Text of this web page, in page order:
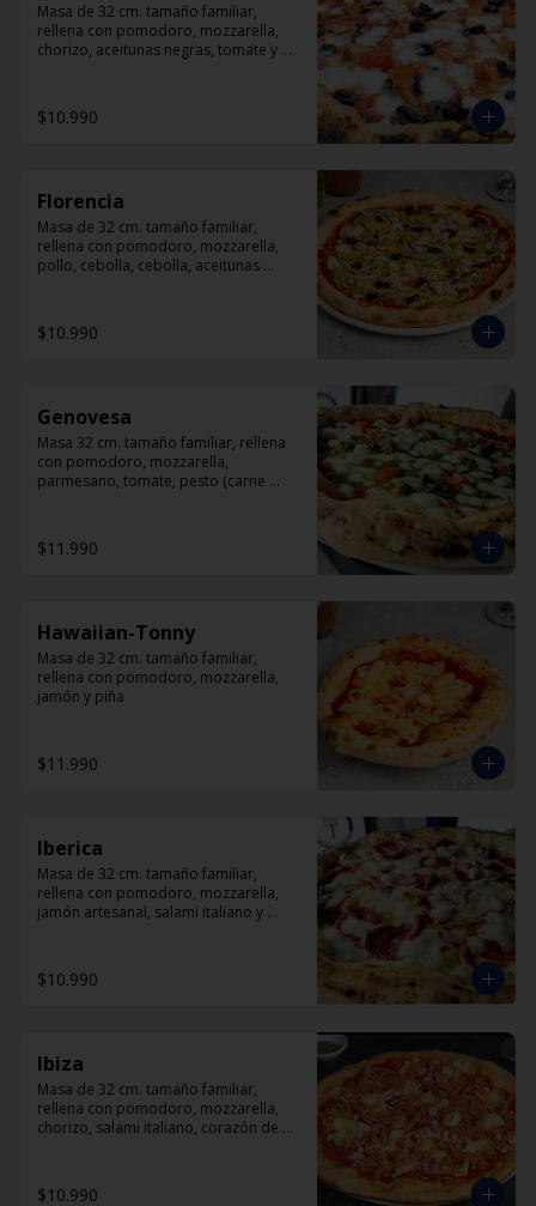
Masa de 32 cm. tamaño familiar,
rellena con pomodoro, mozzarella,
chorizo, aceitunas negras, tomate y
$10.990
Florencia
Masa de 32 cm. tamaño familiar,
rellena con pomodoro, mozzarella,
pollo, cebolla, cebolla, aceitunas
$10.990
Genovesa
Masa 32 cm. tamaño familiar, rellena
con pomodoro, mozzarella,
parmesano, tomate, pesto (carne
$11.990
Hawaiian-Tonny
Masa de 32 cm. tamaño familiar,
rellena con pomodoro, mozzarella,
jamón y piña
$11.990
Iberica
Masa de 32 cm. tamaño familiar,
rellena con pomodoro, mozzarella,
jamón artesanal, salami italiano y
$10.990
Ibiza
Masa de 32 cm. tamaño familiar,
rellena con pomodoro, mozzarella,
chorizo, salami italiano, corazón de
$10.990